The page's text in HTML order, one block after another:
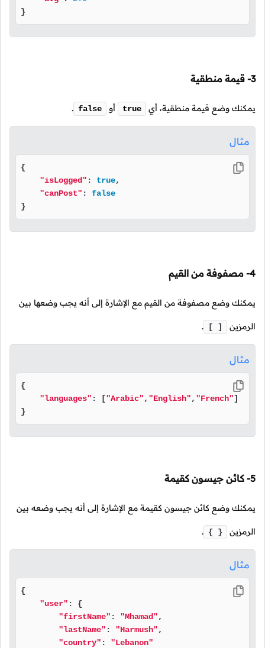
}
3- قيمة منطقية
يمكنك وضع قيمة منطقية، أي true أو false
.
مثال
{
"isLogged" : true,
"canPost" : false
}
4- مصفوفة من القيم
يمكنك وضع مصفوفة من القيم مع الإشارة إلى أنه يجب وضعها بين
الرمزين [ ]
.
مثال
{
"languages" : ["Arabic", "English", "French"]
}
5- كائن جيسون كقيمة
يمكنك وضع كائن جيسون كقيمة مع الإشارة إلى أنه يجب وضعه بين
الرمزين { }
.
مثال
{
"user" : {
"firstName" : "Mhamad",
"lastName" : "Harmush",
"country" : "Lebanon"